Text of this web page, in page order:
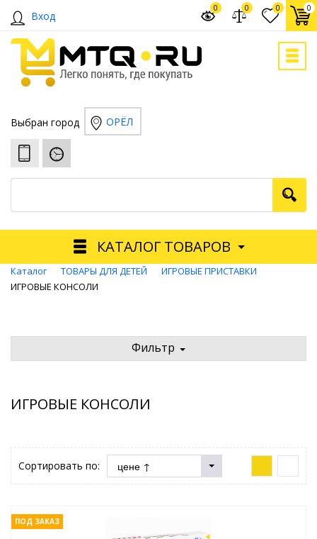
Вход
0 0
0 0
Выбран город ОРЁЛ
КАТАЛОГ ТОВАРОВ
Каталог ТОВАРЫ ДЛЯ ДЕТЕЙ
ИГРОВЫЕ ПРИСТАВКИ
ИГРОВЫЕ КОНСОЛИ
Фильтр
ИГРОВЫЕ КОНСОЛИ
Сортировать по:
ПОД ЗАКАЗ